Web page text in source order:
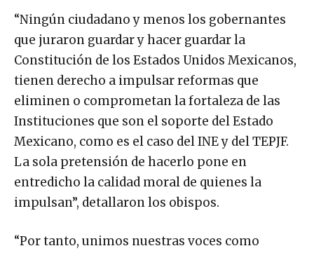
“Ningún ciudadano y menos los gobernantes
que juraron guardar y hacer guardar la
Constitución de los Estados Unidos Mexicanos,
tienen derecho a impulsar reformas que
eliminen o comprometan la fortaleza de las
Instituciones que son el soporte del Estado
Mexicano, como es el caso del INE y del TEPJF.
La sola pretensión de hacerlo pone en
entredicho la calidad moral de quienes la
impulsan”, detallaron los obispos.
“Por tanto, unimos nuestras voces como